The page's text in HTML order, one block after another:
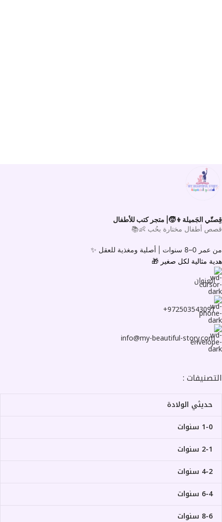
قِصتّي الجَميلة👦🧒| متجر كتب للأطفال
قصص أطفال مختارة بحُب 👶📚
من عمر 0–8 سنوات |
أصلية ومغذية للعقل ✨
هدية مثالية لكل صغير 🎁
العنوان
972503543091+
info@my-beautiful-story.com
التصنيفات :
حديثي الولادة
1-0 سنوات
2-1 سنوات
4-2 سنوات
6-4 سنوات
8-6 سنوات